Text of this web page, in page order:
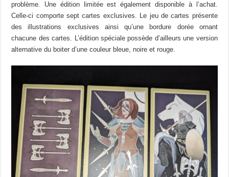
problème. Une édition limitée est également disponible à l’achat.
Celle-ci comporte sept cartes exclusives. Le jeu de cartes présente
des illustrations exclusives ainsi qu’une bordure dorée ornant
chacune des cartes. L’édition spéciale possède d’ailleurs une version
alternative du boiter d’une couleur bleue, noire et rouge.